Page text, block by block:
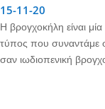
15-11-20
Η βρογχοκήλη είναι
τύπος που συναντάμε
σαν ιωδιοπενική